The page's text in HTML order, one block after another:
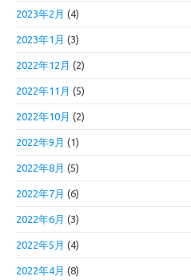
2023年2月 (4)
2023年1月 (3)
2022年12月 (2)
2022年11月 (5)
2022年10月 (2)
2022年9月 (1)
2022年8月 (5)
2022年7月 (6)
2022年6月 (3)
2022年5月 (4)
2022年4月 (8)